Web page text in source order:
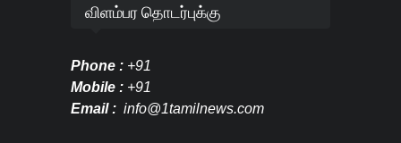
விளம்பர தொடர்புக்கு
Phone : +91
Mobile : +91
Email : info@1tamilnews.com